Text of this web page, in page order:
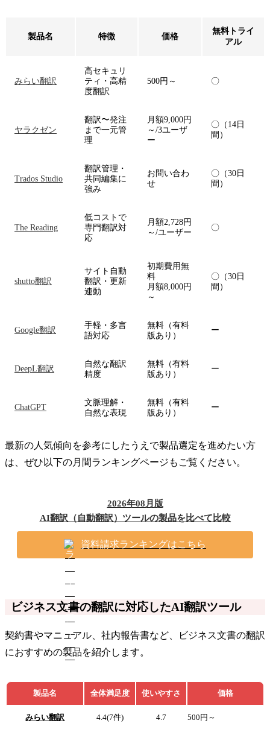
製品名 特徴 価格
無料トライ
アル
みらい翻訳
高セキュリ
ティ・高精
度翻訳
500円～ 〇
ヤラクゼン
翻訳〜発注
まで一元管
理
月額9,000円
～/3ユーザ
ー
〇（14日
間）
Trados Studio
翻訳管理・
共同編集に
強み
お問い合わ
せ
〇（30日
間）
The Reading
低コストで
専門翻訳対
応
月額2,728円
～/ユーザー
〇
shutto翻訳
サイト自動
翻訳・更新
連動
初期費用無
料
月額8,000円
～
〇（30日
間）
Google翻訳
手軽・多言
語対応
無料（有料
版あり）
ー
DeepL翻訳
自然な翻訳
精度
無料（有料
版あり）
ー
ChatGPT
文脈理解・
自然な表現
無料（有料
版あり）
ー
最新の人気傾向を参考にしたうえで製品選定を進めたい方
は、ぜひ以下の月間ランキングページもご覧ください。
2026年08月版
AI翻訳（自動翻訳）ツールの製品を比べて比較
資料請求ランキングはこちら
ビジネス文書の翻訳に対応したAI翻訳ツール
契約書やマニュアル、社内報告書など、ビジネス文書の翻訳
におすすめの製品を紹介します。
製品名 全体満足度 使いやすさ 価格
みらい翻訳 4.4(7件) 4.7 500円～